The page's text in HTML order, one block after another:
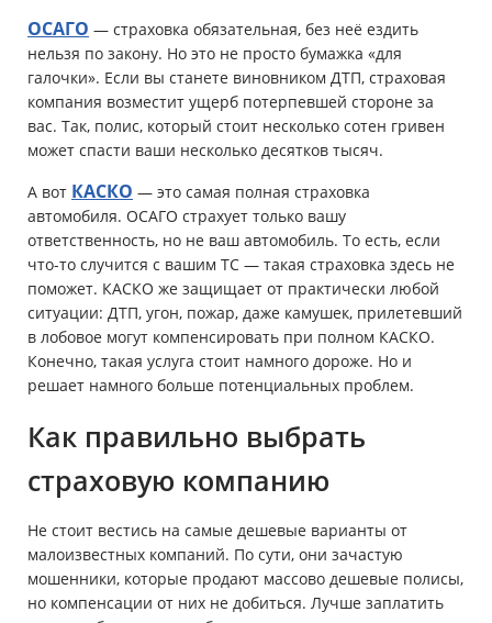
ОСАГО — страховка обязательная, без неё ездить
нельзя по закону. Но это не просто бумажка «для
галочки». Если вы станете виновником ДТП, страховая
компания возместит ущерб потерпевшей стороне за
вас. Так, полис, который стоит несколько сотен гривен
может спасти ваши несколько десятков тысяч.
А вот КАСКО — это самая полная страховка
автомобиля. ОСАГО страхует только вашу
ответственность, но не ваш автомобиль. То есть, если
что-то случится с вашим ТС — такая страховка здесь не
поможет. КАСКО же защищает от практически любой
ситуации: ДТП, угон, пожар, даже камушек, прилетевший
в лобовое могут компенсировать при полном КАСКО.
Конечно, такая услуга стоит намного дороже. Но и
решает намного больше потенциальных проблем.
Как правильно выбрать
страховую компанию
Не стоит вестись на самые дешевые варианты от
малоизвестных компаний. По сути, они зачастую
мошенники, которые продают массово дешевые полисы,
но компенсации от них не добиться. Лучше заплатить